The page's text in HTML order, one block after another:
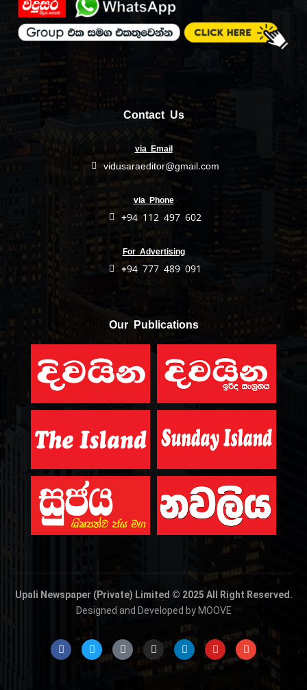
Contact Us
via Email
vidusaraeditor@gmail.com
via Phone
+94 112 497 602
For Advertising
+94 777 489 091
Our Publications
Upali Newspaper (Private) Limited © 2025 All Right Reserved.
Designed and Developed by MOOVE